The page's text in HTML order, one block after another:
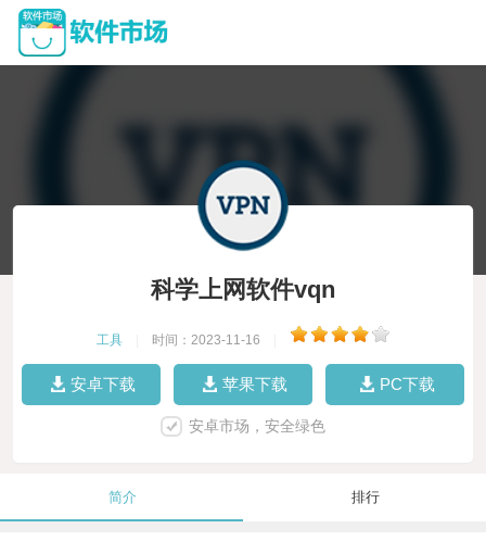
科学上网软件vqn
工具 时间：2023-11-16
安卓下载 苹果下载 PC下载
安卓市场，安全绿色
简介 排行